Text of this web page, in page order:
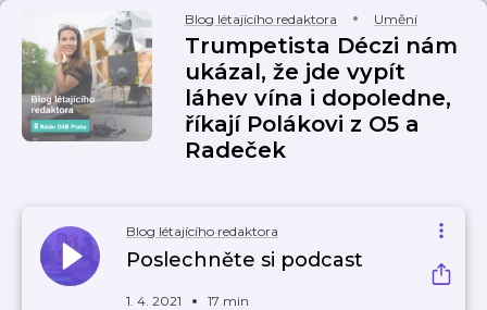
Blog létajícího redaktora Umění
Trumpetista Déczi nám
ukázal, že jde vypít
láhev vína i dopoledne,
říkají Polákovi z O5 a
Radeček
Blog létajícího redaktora
Poslechněte si podcast
1. 4. 2021 17 min